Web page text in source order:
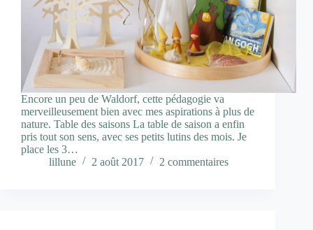
Encore un peu de Waldorf, cette pédagogie va
merveilleusement bien avec mes aspirations à plus de
nature. Table des saisons La table de saison a enfin
pris tout son sens, avec ses petits lutins des mois. Je
place les 3…
lillune
2 août 2017 2 commentaires